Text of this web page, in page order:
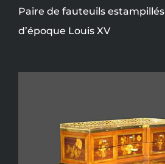
Paire de fauteuils estampillés
d’époque Louis XV